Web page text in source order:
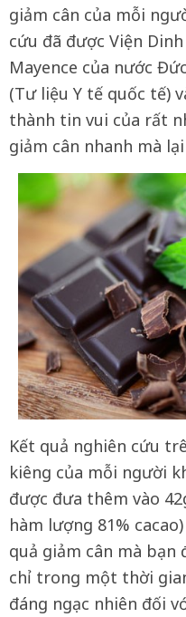
giảm cân của mỗi
cứu đã được Viện
Mayence của nước
(Tư liệu Y tế quốc tế)
thành tin vui của rất
giảm cân nhanh mà
Kết quả nghiên cứu
kiêng của mỗi người
được đưa thêm vào
hàm lượng 81%
quả giảm cân mà bạn
chỉ trong một thời
đáng ngạc nhiên đối